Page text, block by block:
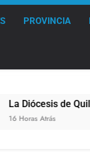
PROVINCIA
Quilmes celebró